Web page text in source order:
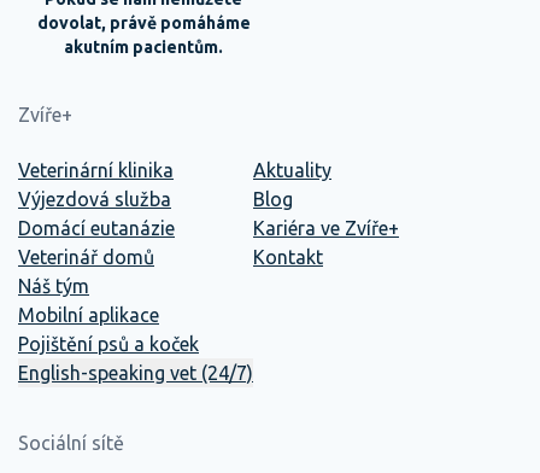
dovolat, právě pomáháme
akutním pacientům.
Zvíře+
Veterinární klinika
Výjezdová služba
Domácí eutanázie
Veterinář domů
Náš tým
Mobilní aplikace
Pojištění psů a koček
English-speaking vet (24/7)
Aktuality
Blog
Kariéra ve Zvíře+
Kontakt
Sociální sítě